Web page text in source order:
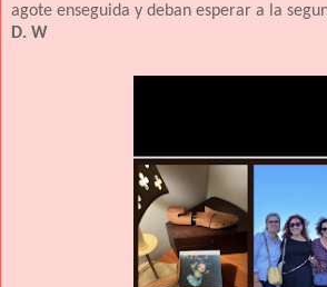
agote enseguida y deban esperar a la
D. W